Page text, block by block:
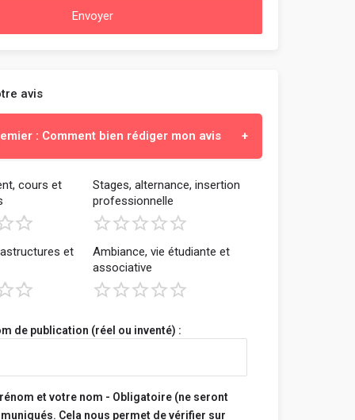
Envoyer
avis
: Comment bien rédiger mon avis
de t'aider à choisir l'école qui te correspond
partageant ton expérience objective et
au sein de ton école.
constructif et honnête.
points forts et ceux à améliorer, ce que tu
ce que tu aimes moins. Propose des suggestions
ton école t'apporte : expériences,
doivent être respectueux, sans intention de
cours et
Stages, alternance, insertion
professionnelle
et
Ambiance, vie étudiante et
associative
de publication (réel ou inventé) :
et votre nom - Obligatoire (ne seront
Cela nous permet de vérifier sur